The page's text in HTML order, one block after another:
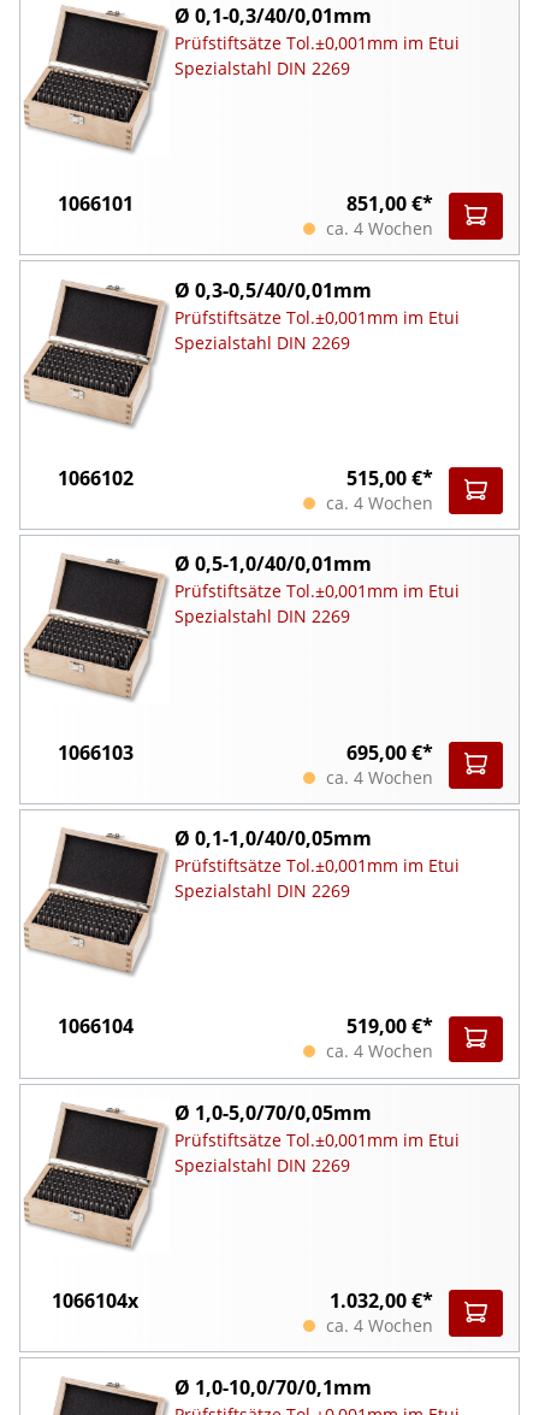
Ø 0,1-0,3/40/0,01mm
Prüfstiftsätze Tol.±0,001mm im Etui
Spezialstahl DIN 2269
1066101 851,00 €*
ca. 4 Wochen
Ø 0,3-0,5/40/0,01mm
Prüfstiftsätze Tol.±0,001mm im Etui
Spezialstahl DIN 2269
1066102 515,00 €*
ca. 4 Wochen
Ø 0,5-1,0/40/0,01mm
Prüfstiftsätze Tol.±0,001mm im Etui
Spezialstahl DIN 2269
1066103 695,00 €*
ca. 4 Wochen
Ø 0,1-1,0/40/0,05mm
Prüfstiftsätze Tol.±0,001mm im Etui
Spezialstahl DIN 2269
1066104 519,00 €*
ca. 4 Wochen
Ø 1,0-5,0/70/0,05mm
Prüfstiftsätze Tol.±0,001mm im Etui
Spezialstahl DIN 2269
1066104x 1.032,00 €*
ca. 4 Wochen
Ø 1,0-10,0/70/0,1mm